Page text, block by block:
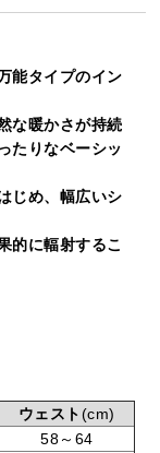
能タイプのイン
な暖かさが持続
たりなベーシッ
じめ、幅広いシ
的に輻射するこ
ウェスト(cm)
58～64